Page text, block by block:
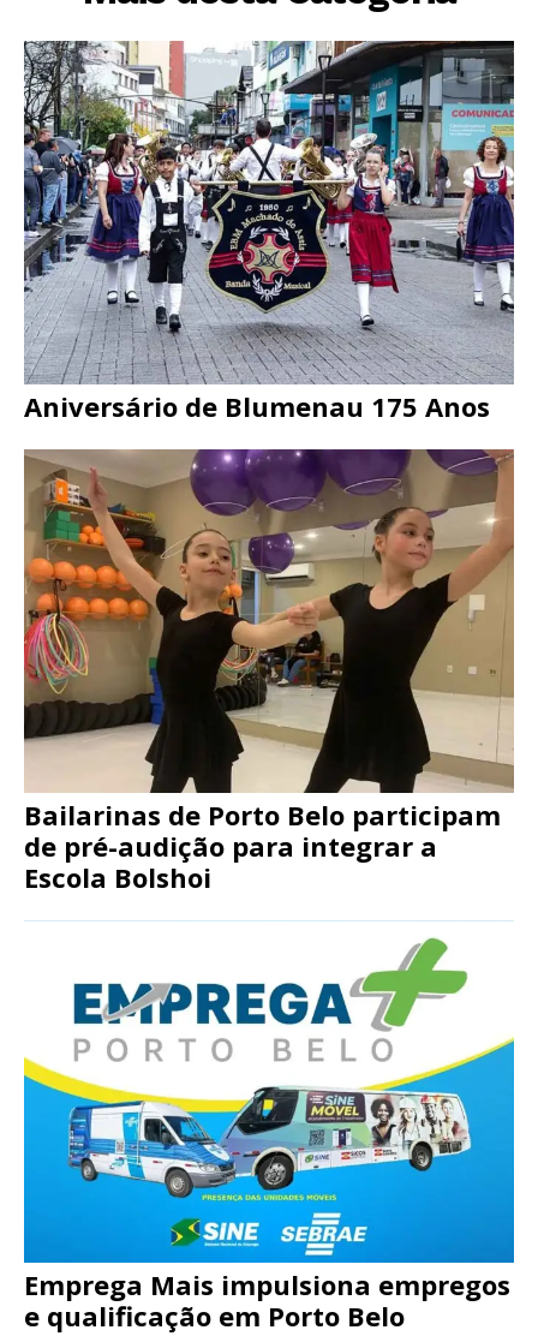
Aniversário de Blumenau 175 Anos
Bailarinas de Porto Belo participam
de pré-audição para integrar a
Escola Bolshoi
Emprega Mais impulsiona empregos
e qualificação em Porto Belo